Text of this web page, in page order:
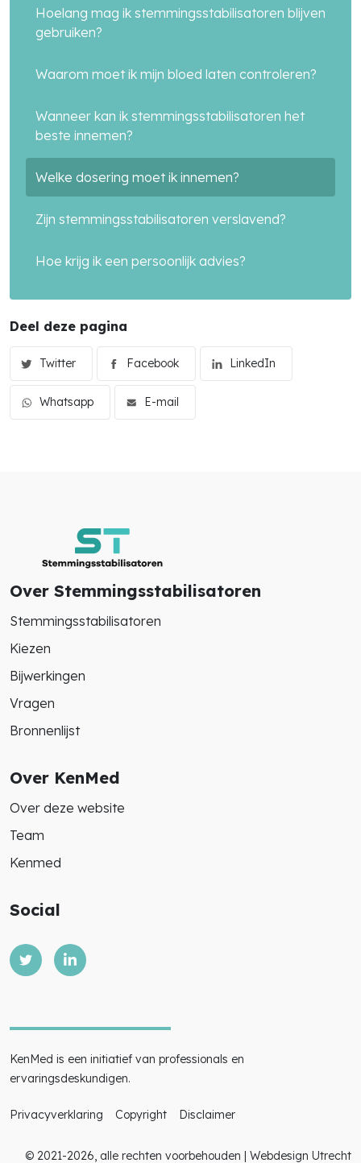
Zoek in alle artikelen
Hoelang mag ik stemmingsstabilisatoren blijven
gebruiken?
Waarom moet ik mijn bloed laten controleren?
Wanneer kan ik stemmingsstabilisatoren het
beste innemen?
Welke dosering moet ik innemen?
Zijn stemmingsstabilisatoren verslavend?
Hoe krijg ik een persoonlijk advies?
Deel deze pagina
Twitter Facebook LinkedIn
Whatsapp E-mail
Over Stemmingsstabilisatoren
Stemmingsstabilisatoren
Kiezen
Bijwerkingen
Vragen
Bronnenlijst
Over KenMed
Over deze website
Team
Kenmed
Social
KenMed is een initiatief van professionals en
ervaringsdeskundigen.
Privacyverklaring Copyright Disclaimer
© 2021-2026, alle rechten voorbehouden | Webdesign Utrecht